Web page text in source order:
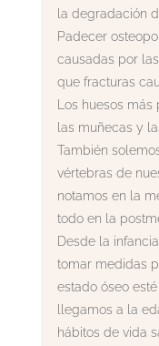
la degradación
Padecer
causadas por
que fracturas
Los huesos
las muñecas y
También
vértebras de
notamos en la
todo en la
Desde la
tomar medidas
estado óseo
llegamos a la
hábitos de vida